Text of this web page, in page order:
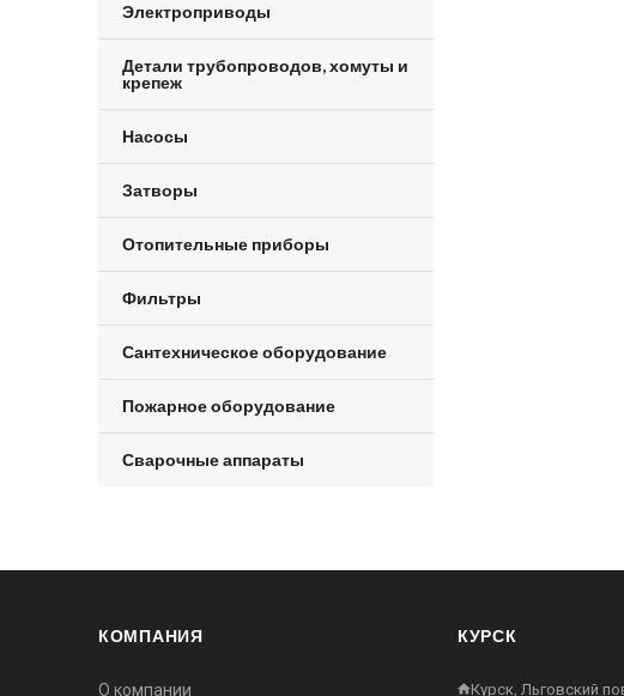
Электроприводы
Детали трубопроводов, хомуты и
крепеж
Насосы
Затворы
Отопительные приборы
Фильтры
Сантехническое оборудование
Пожарное оборудование
Сварочные аппараты
КОМПАНИЯ
О компании
КУРСК
Курск, Льговский